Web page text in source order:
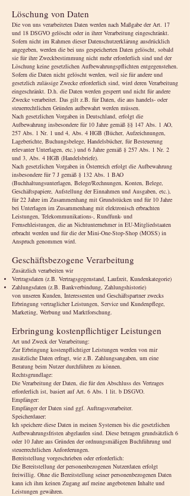
Löschung von Daten
Die von uns verarbeiteten Daten werden nach Maßgabe der Art. 17
und 18 DSGVO gelöscht oder in ihrer Verarbeitung eingeschränkt.
Sofern nicht im Rahmen dieser Datenschutzerklärung ausdrücklich
angegeben, werden die bei uns gespeicherten Daten gelöscht, sobald
sie für ihre Zweckbestimmung nicht mehr erforderlich sind und der
Löschung keine gesetzlichen Aufbewahrungspflichten entgegenstehen.
Sofern die Daten nicht gelöscht werden, weil sie für andere und
gesetzlich zulässige Zwecke erforderlich sind, wird deren Verarbeitung
eingeschränkt. D.h. die Daten werden gesperrt und nicht für andere
Zwecke verarbeitet. Das gilt z.B. für Daten, die aus handels- oder
steuerrechtlichen Gründen aufbewahrt werden müssen.
Nach gesetzlichen Vorgaben in Deutschland, erfolgt die
Aufbewahrung insbesondere für 10 Jahre gemäß §§ 147 Abs. 1 AO,
257 Abs. 1 Nr. 1 und 4, Abs. 4 HGB (Bücher, Aufzeichnungen,
Lageberichte, Buchungsbelege, Handelsbücher, für Besteuerung
relevanter Unterlagen, etc.) und 6 Jahre gemäß § 257 Abs. 1 Nr. 2
und 3, Abs. 4 HGB (Handelsbriefe).
Nach gesetzlichen Vorgaben in Österreich erfolgt die Aufbewahrung
insbesondere für 7 J gemäß § 132 Abs. 1 BAO
(Buchhaltungsunterlagen, Belege/Rechnungen, Konten, Belege,
Geschäftspapiere, Aufstellung der Einnahmen und Ausgaben, etc.),
für 22 Jahre im Zusammenhang mit Grundstücken und für 10 Jahre
bei Unterlagen im Zusammenhang mit elektronisch erbrachten
Leistungen, Telekommunikations-, Rundfunk- und
Fernsehleistungen, die an Nichtunternehmer in EU-Mitgliedstaaten
erbracht werden und für die der Mini-One-Stop-Shop (MOSS) in
Anspruch genommen wird.
Geschäftsbezogene Verarbeitung
Zusätzlich verarbeiten wir
Vertragsdaten (z.B. Vertragsgegenstand, Laufzeit, Kundenkategorie)
Zahlungsdaten (z.B. Bankverbindung, Zahlungshistorie)
von unseren Kunden, Interessenten und Geschäftspartner zwecks
Erbringung vertraglicher Leistungen, Service und Kundenpflege,
Marketing, Werbung und Marktforschung.
Erbringung kostenpflichtiger Leistungen
Art und Zweck der Verarbeitung:
Zur Erbringung kostenpflichtiger Leistungen werden von mir
zusätzliche Daten erfragt, wie z.B. Zahlungsangaben, um eine
Beratung beim Nutzer durchführen zu können.
Rechtsgrundlage:
Die Verarbeitung der Daten, die für den Abschluss des Vertrages
erforderlich ist, basiert auf Art. 6 Abs. 1 lit. b DSGVO.
Empfänger:
Empfänger der Daten sind ggf. Auftragsverarbeiter.
Speicherdauer:
Ich speichere diese Daten in meinen Systemen bis die gesetzlichen
Aufbewahrungsfristen abgelaufen sind. Diese betragen grundsätzlich 6
oder 10 Jahre aus Gründen der ordnungsmäßigen Buchführung und
steuerrechtlichen Anforderungen.
Bereitstellung vorgeschrieben oder erforderlich:
Die Bereitstellung der personenbezogenen Nutzerdaten erfolgt
freiwillig. Ohne die Bereitstellung seiner personenbezogenen Daten
kann ich ihm keinen Zugang auf meine angebotenen Inhalte und
Leistungen gewähren.